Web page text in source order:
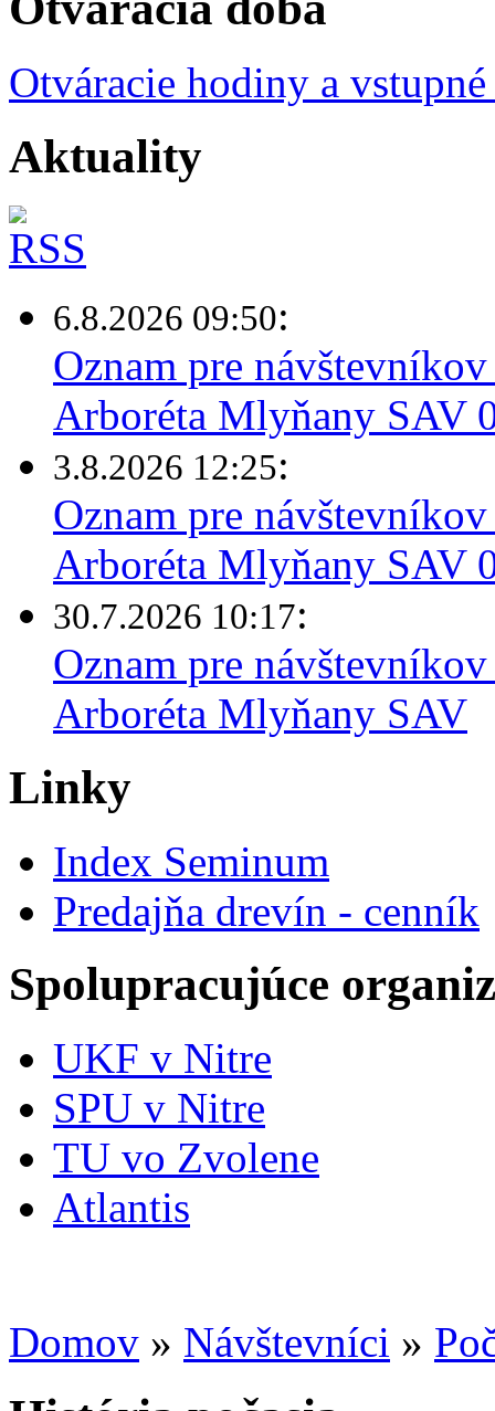
Otváracie hodiny a
Aktuality
6.8.2026 09:50:
Oznam pre
Arboréta Mlyňany SAV
3.8.2026 12:25:
Oznam pre
Arboréta Mlyňany SAV
30.7.2026 10:17:
Oznam pre
Arboréta Mlyňany SAV
Linky
Index Seminum
Predajňa drevín - cenník
Spolupracujúce
UKF v Nitre
SPU v Nitre
TU vo Zvolene
Atlantis
Domov » Návštevníci »